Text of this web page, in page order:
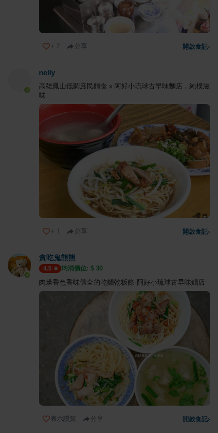
+ 2 分享 開啟食記›
nelly
高雄鳳山低調庶民麵食 x 阿好小琉球古早味麵店，純樸滋
味
+ 1 分享 開啟食記›
貪吃鬼熊熊
4.5 均消價位: $ 30
肉燥香色香味俱全的乾麵乾粄條-阿好小琉球古早味麵店
表示讚賞 分享 開啟食記›